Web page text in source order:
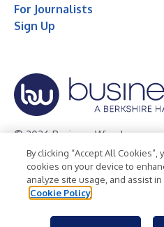
For Journalists
Sign Up
© 2026 Business Wire, Inc.
Privacy Policy Cookie Policy
Terms of Use
Legal
By clicking “Accept All
cookies on your device to
analyze site usage, and assist
Cookie Policy